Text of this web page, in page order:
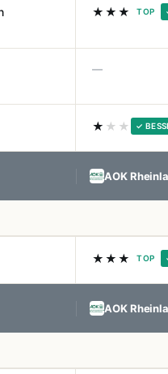
★★★ TOP
—
★ ★★ ✓
AOK
★★★ TOP
AOK